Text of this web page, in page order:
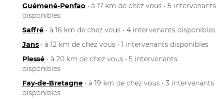
Guémené-Penfao • à 17 km de chez vous • 5 intervenants
disponibles
Saffré • à 16 km de chez vous • 4 intervenants disponibles
Jans • à 12 km de chez vous • 1 intervenants disponibles
Plessé • à 20 km de chez vous • 5 intervenants
disponibles
Fay-de-Bretagne • à 19 km de chez vous • 3 intervenants
disponibles